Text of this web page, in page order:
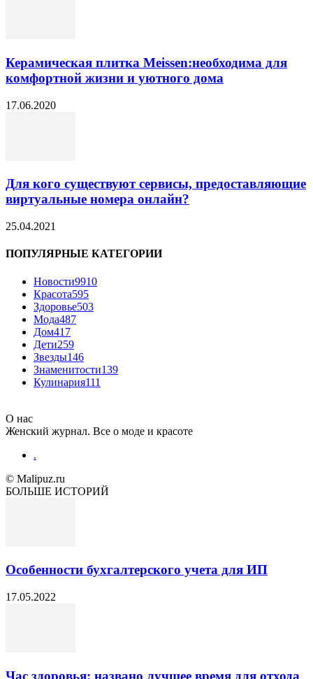
Керамическая плитка Meissen:необходима для
комфортной жизни и уютного дома
17.06.2020
Для кого существуют сервисы, предоставляющие
виртуальные номера онлайн?
25.04.2021
ПОПУЛЯРНЫЕ КАТЕГОРИИ
Новости9910
Красота595
Здоровье503
Мода487
Дом417
Дети259
Звезды146
Знаменитости139
Кулинария111
О нас
Женский журнал. Все о моде и красоте
.
© Malipuz.ru
БОЛЬШЕ ИСТОРИЙ
Особенности бухгалтерского учета для ИП
17.05.2022
Час здоровья: названо лучшее время для отхода